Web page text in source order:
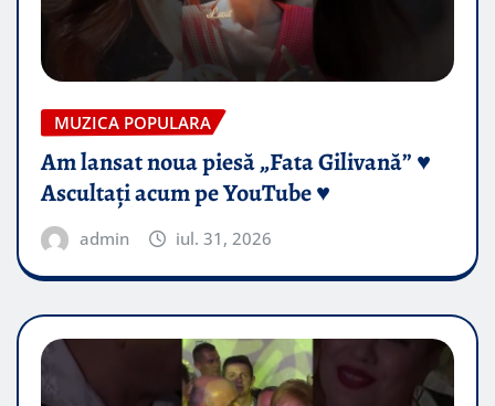
MUZICA POPULARA
Am lansat noua piesă „Fata Gilivană” ♥️
Ascultați acum pe YouTube ♥️
admin iul. 31, 2026